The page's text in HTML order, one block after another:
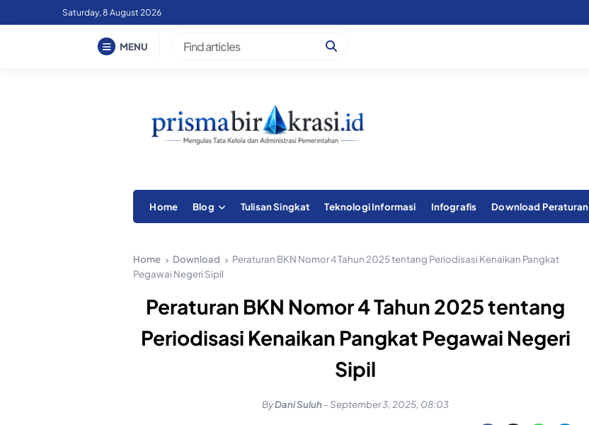
to
Saturday, 8 August 2026
MENU
Home Blog Tulisan Singkat Teknologi Informasi Infografis Download Peraturan
Home Download
Peraturan BKN Nomor 4 Tahun 2025 tentang Periodisasi Kenaikan Pangkat
Pegawai Negeri Sipil
Peraturan BKN Nomor 4 Tahun 2025 tentang
Periodisasi Kenaikan Pangkat Pegawai Negeri
Sipil
ByDani Suluh -September 3, 2025, 08:03